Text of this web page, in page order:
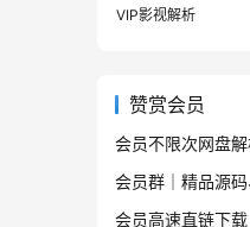
VIP影视解析
赞赏会员
会员不限次网盘
会员群｜精品源
会员高速直链下